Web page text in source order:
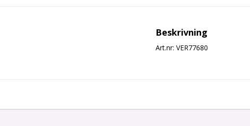
Beskrivning
Art.nr: VER77680